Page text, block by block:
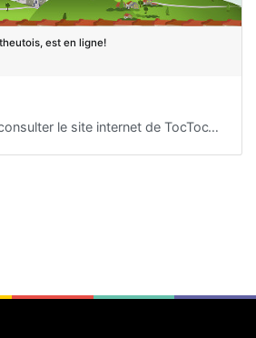
est en ligne!
le site internet de TocTocTheux...